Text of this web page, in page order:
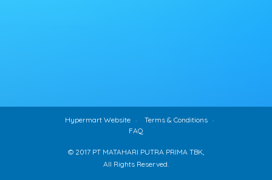
Hypermart Website
Terms & Conditions
FAQ
© 2017 PT MATAHARI PUTRA PRIMA TBK,
All Rights Reserved.